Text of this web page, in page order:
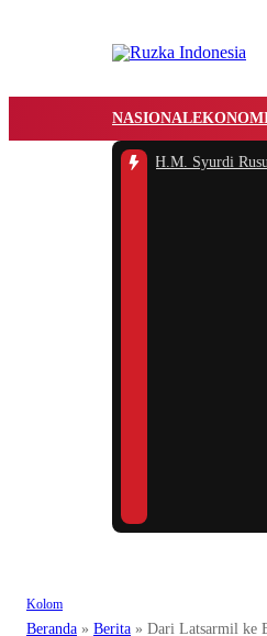
NASIONAL
Nama Jalan H.M. Syurdi Rusuh di
Kolom
Beranda » Berita » Dari Latsarmil ke